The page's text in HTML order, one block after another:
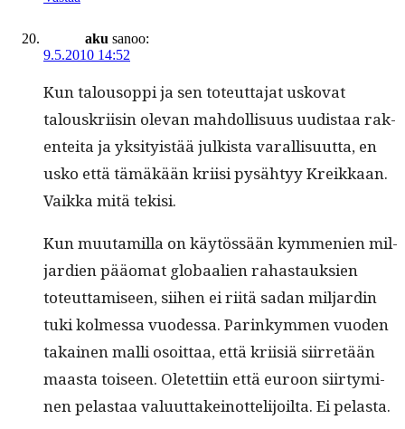
aku sanoo:
9.5.2010 14:52
Kun talousop­pi ja sen toteut­ta­jat usko­vat
talouskri­isin ole­van mah­dol­lisu­us uud­is­taa rak­
en­tei­ta ja yksi­ty­istää julk­ista var­al­lisu­ut­ta, en
usko että tämäkään kri­isi pysähtyy Kreikkaan.
Vaik­ka mitä tekisi.
Kun muu­tamil­la on käytössään kym­me­nien mil­
jar­di­en pääo­mat globaalien rahas­tauk­sien
toteut­tamiseen, siihen ei riitä sadan mil­jardin
tuki kolmes­sa vuodessa. Parinkym­men vuo­den
takainen malli osoit­taa, että kri­isiä siir­retään
maas­ta toiseen. Oletet­ti­in että euroon siir­tymi­
nen pelas­taa val­u­ut­takeinot­telijoil­ta. Ei pelasta.